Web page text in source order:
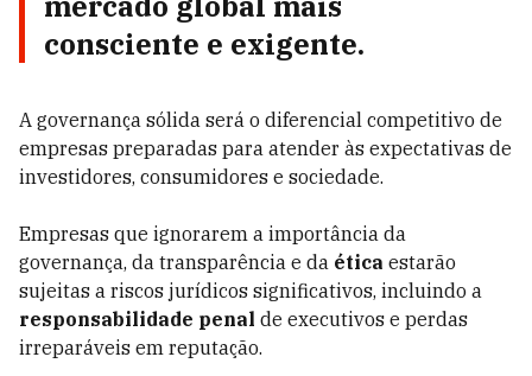
consciente e exigente.
A governança sólida será o diferencial competitivo de
empresas preparadas para atender às expectativas de
investidores, consumidores e sociedade.
Empresas que ignorarem a importância da
governança, da transparência e da ética estarão
sujeitas a riscos jurídicos significativos, incluindo a
responsabilidade penal de executivos e perdas
irreparáveis em reputação.